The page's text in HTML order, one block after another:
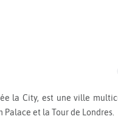
et la Tour de Londres.